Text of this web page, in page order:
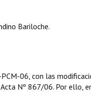
Bariloche.
06, con las
Nº 867/06. Por ello,